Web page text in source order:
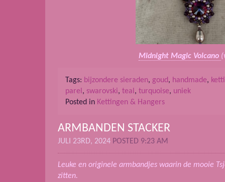
Midnight Magic Volcano
Tags: bijzondere sieraden, goud, handmade,
parel , swarovski, teal , turquoise, uniek
Posted in Kettingen & Hangers
ARMBANDEN STACKER
JULI 23RD, 2024 POSTED 9:23 AM
Leuke en originele armbandjes waarin de mooie
zitten.